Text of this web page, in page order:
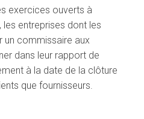
exercices ouverts à
les entreprises dont les
commissaire aux
dans leur rapport de
à la date de la clôture
que fournisseurs.